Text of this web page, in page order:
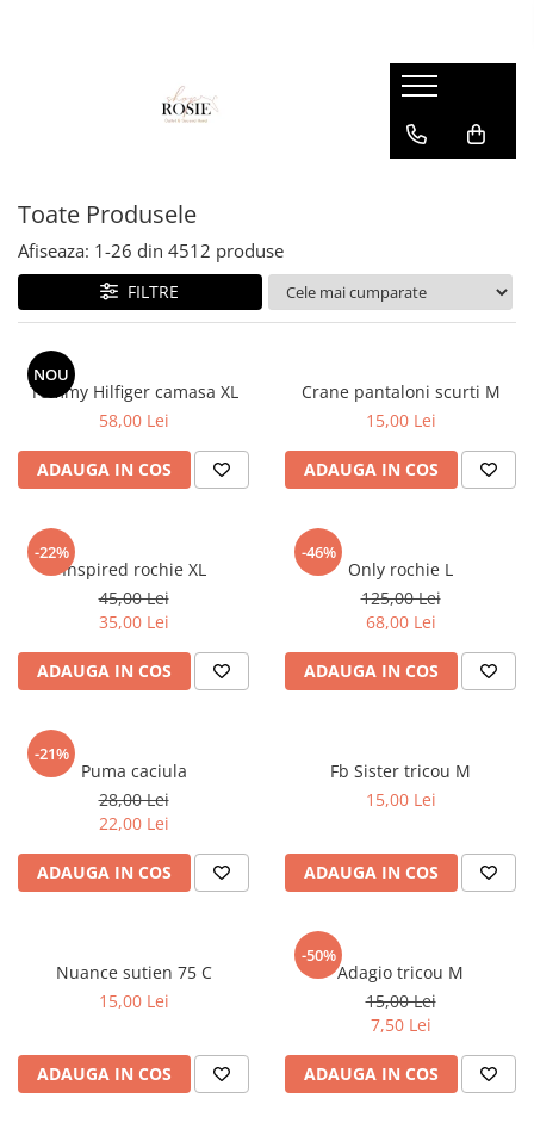
Femei
Genti
Blugi
Bluze/Topuri
Cardigane
Colanti
Fuste
Hanorace
Lenjerii si pijamale
Pantaloni
Pulovere
Rochii
Sacouri si Costume
Salopete
Sport
Copii
Bluze
Camasi
Geci
Hanorace
Pantaloni
Pantaloni scurti
Pulovere
sport
Tricouri si maiouri
Bluze
body
Camasi
Geci
Hanorace
Incaltaminte
Pantaloni scurti
Rochii&Fuste/Sacouri
Salopete
veste
Toate Produsele
Afiseaza: 1-26 din 4512 produse
FILTRE
NOU
Tommy Hilfiger camasa XL
58,00 Lei
ADAUGA IN COS
Crane pantaloni scurti M
15,00 Lei
ADAUGA IN COS
-22%
Inspired rochie XL
45,00 Lei
35,00 Lei
ADAUGA IN COS
-46%
Only rochie L
125,00 Lei
68,00 Lei
ADAUGA IN COS
-21%
Puma caciula
28,00 Lei
22,00 Lei
ADAUGA IN COS
Fb Sister tricou M
15,00 Lei
ADAUGA IN COS
Nuance sutien 75 C
15,00 Lei
ADAUGA IN COS
-50%
Adagio tricou M
15,00 Lei
7,50 Lei
ADAUGA IN COS